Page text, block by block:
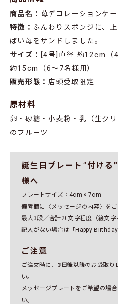
商品名： 苺デコレーションケー
特徴： ふんわりスポンジに、
ぱい苺をサンドしました。
サイズ： [4号]直径 約12cm（
約15cm（6～7名様用）
販売形態：店頭受取限定
原材料
卵・砂糖・小麦粉・乳（生ク
のフルーツ
誕生日プレート”付ける
様へ
プレートサイズ：4cm × 7cm
備考欄に〈メッセージの内容〉をご
最大3段／合計20文字程度（絵文字
記入がない場合は「Happy Birthday
ご注意
ご注文時に、 3日後以降のお受取り
い。
メッセージプレートをご希望の場
い。